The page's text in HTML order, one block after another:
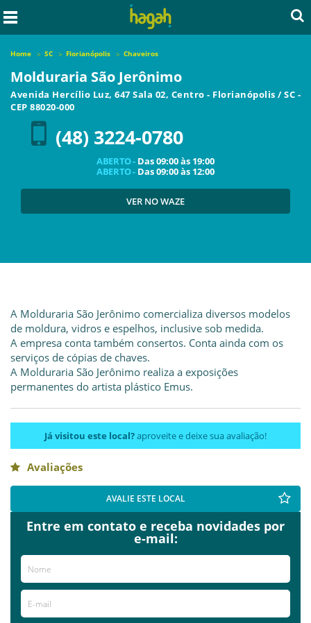
Home SC Florianópolis Chaveiros
Molduraria São Jerônimo
Avenida Hercílio Luz, 647 Sala 02, Centro - Florianópolis /SC -
CEP 88020-000
(48) 3224-0780
ABERTO - Das09:00às 19:00
ABERTO - Das09:00às 12:00
VER NO WAZE
A Molduraria São Jerônimo comercializa diversos modelos
de moldura, vidros e espelhos, inclusive sob medida.
A empresa conta também consertos. Conta ainda com os
serviços de cópias de chaves.
A Molduraria São Jerônimo realiza a exposições
permanentes do artista plástico Emus.
Já visitou este local?aproveite e deixe sua avaliação!
Avaliações
AVALIE ESTE LOCAL
Entre em contato e receba novidades por
e-mail: